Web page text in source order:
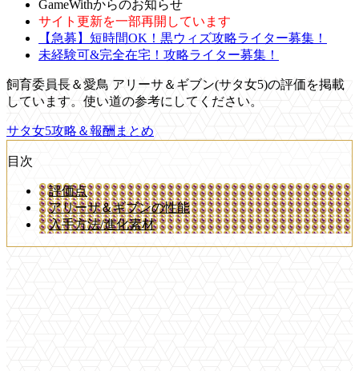
GameWithからのお知らせ
サイト更新を一部再開しています
【急募】短時間OK！黒ウィズ攻略ライター募集！
未経験可&完全在宅！攻略ライター募集！
飼育委員長＆愛鳥 アリーサ＆ギブン(サタ女5)の評価を掲載
しています。使い道の参考にしてください。
サタ女5攻略＆報酬まとめ
目次
評価点
アリーサ＆ギブンの性能
入手方法/進化素材